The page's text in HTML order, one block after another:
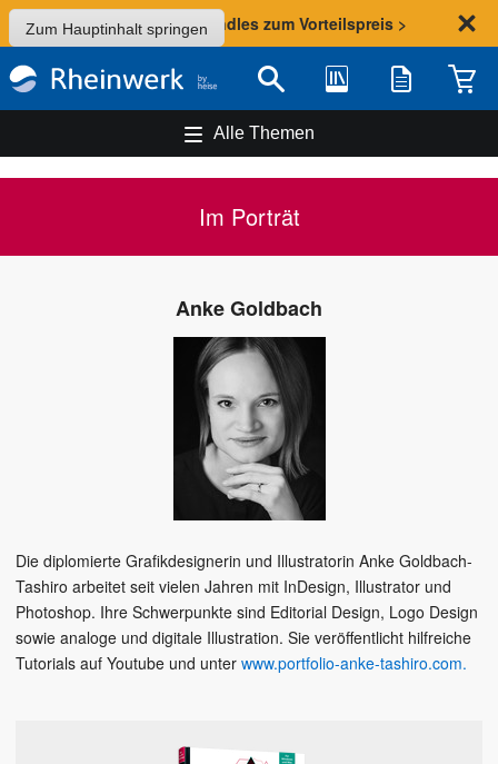
Zum Hauptinhalt springen
Sommer-Aktion: Bundles zum Vorteilspreis >
Suche Bibliothek Merkliste
Alle Themen
Im Porträt
Anke Goldbach
Die diplomierte Grafikdesignerin und Illustratorin Anke Goldbach-
Tashiro arbeitet seit vielen Jahren mit InDesign, Illustrator und
Photoshop. Ihre Schwerpunkte sind Editorial Design, Logo Design
sowie analoge und digitale Illustration. Sie veröffentlicht hilfreiche
Tutorials auf Youtube und unter www.portfolio-anke-tashiro.com.